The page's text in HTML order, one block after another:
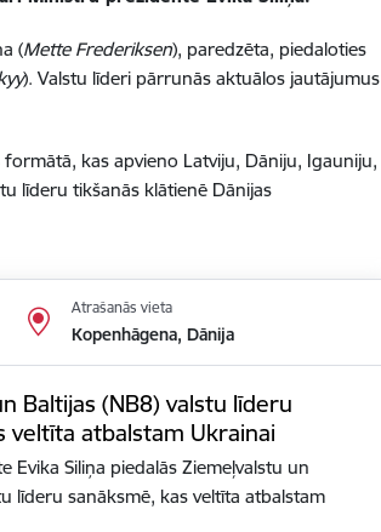
(Mette Frederiksen), paredzēta, piedaloties
). Valstu līderi pārrunās aktuālos jautājumus
kas apvieno Latviju, Dāniju, Igauniju,
līderu tikšanās klātienē Dānijas
Atrašanās vieta
Kopenhāgena, Dānija
Baltijas (NB8) valstu līderu
veltīta atbalstam Ukrainai
Evika Siliņa piedalās Ziemeļvalstu un
līderu sanāksmē, kas veltīta atbalstam